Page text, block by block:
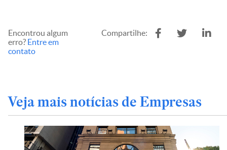
Encontrou algum
erro? Entre em
contato
Compartilhe:
Veja mais notícias de Empresas